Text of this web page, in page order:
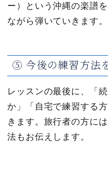
ー）という沖縄の楽譜
ながら弾いていきます。
⑤ 今後の練習方法
レッスンの最後に、「
か」「自宅で練習する
きます。旅行者の方に
法もお伝えします。